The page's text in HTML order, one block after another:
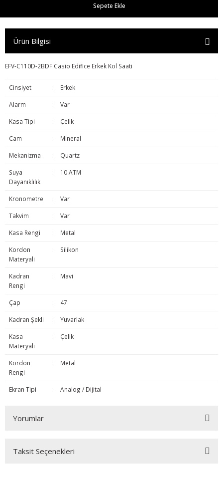
Sepete Ekle
Ürün Bilgisi
EFV-C110D-2BDF Casio Edifice Erkek Kol Saati
Cinsiyet : Erkek
Alarm : Var
Kasa Tipi : Çelik
Cam : Mineral
Mekanizma : Quartz
Suya
Dayanıklılık
: 10 ATM
Kronometre : Var
Takvim : Var
Kasa Rengi : Metal
Kordon
Materyali
: Silikon
Kadran
Rengi
: Mavi
Çap : 47
Kadran Şekli : Yuvarlak
Kasa
Materyali
: Çelik
Kordon
Rengi
: Metal
Ekran Tipi : Analog / Dijital
Yorumlar
Taksit Seçenekleri